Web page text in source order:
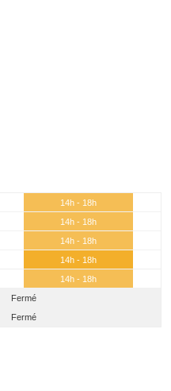
14h - 18h
14h - 18h
14h - 18h
14h - 18h
14h - 18h
Fermé
Fermé